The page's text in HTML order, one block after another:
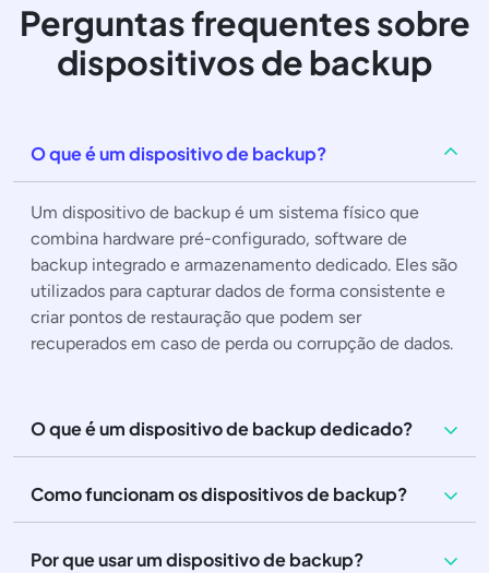
Perguntas frequentes sobre
dispositivos de backup
O que é um dispositivo de backup?
Um dispositivo de backup é um sistema físico que
combina hardware pré-configurado, software de
backup integrado e armazenamento dedicado. Eles são
utilizados para capturar dados de forma consistente e
criar pontos de restauração que podem ser
recuperados em caso de perda ou corrupção de dados.
O que é um dispositivo de backup dedicado?
Como funcionam os dispositivos de backup?
Por que usar um dispositivo de backup?